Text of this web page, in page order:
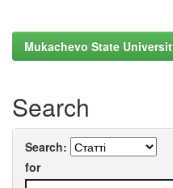
Mukachevo State
Search
Search:
for